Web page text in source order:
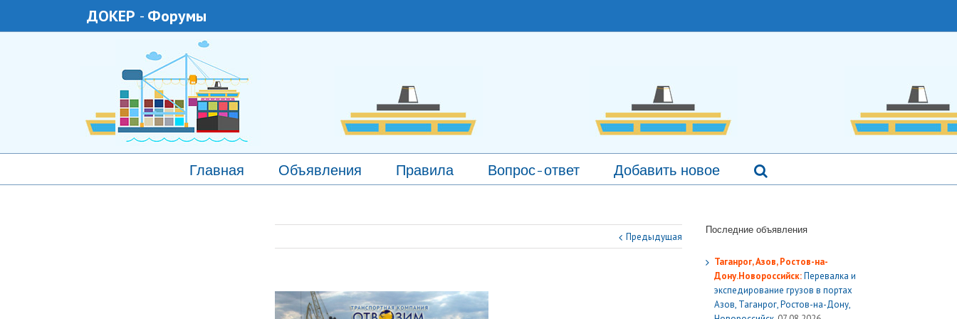
ДОКЕР - Форумы
Главная Объявления Правила Вопрос-ответ Добавить новое
Предыдущая
Последние объявления
Таганрог, Азов, Ростов-на-
Дону.Новороссийск:Перевалка и
экспедирование грузов в портах
Азов, Таганрог, Ростов-на-Дону,